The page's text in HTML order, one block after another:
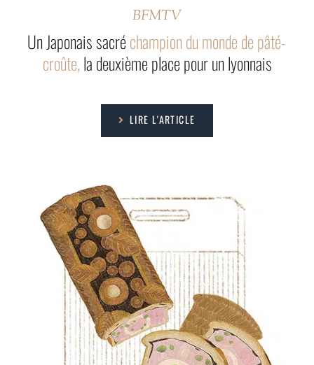
BFMTV
Un Japonais sacréchampion du monde de pâté-
croûte,la deuxième place pour un lyonnais
LIRE L'ARTICLE